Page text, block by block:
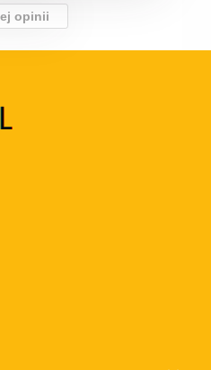
opinii